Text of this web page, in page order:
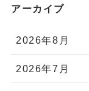
アーカイブ
2026年8月
2026年7月